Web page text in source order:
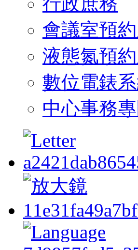
會議室預
液態氮預
數位電錶
中心事務